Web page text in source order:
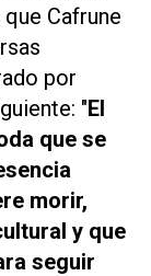
Cafrune
por
"El
que se
morir,
y que
seguir